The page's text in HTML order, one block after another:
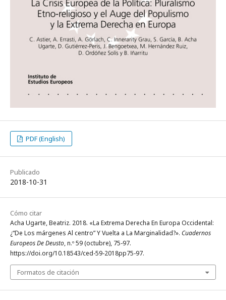
PDF (English)
Publicado
2018-10-31
Cómo citar
Acha Ugarte, Beatriz. 2018. «La Extrema Derecha En Europa Occidental:
¿“De Los márgenes Al centro” Y Vuelta a La Marginalidad?». Cuadernos
Europeos De Deusto, n.º 59 (octubre), 75-97.
https://doi.org/10.18543/ced-59-2018pp75-97.
Formatos de citación